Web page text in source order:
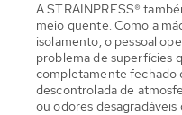
A STRAINPRESS®
meio quente. Como a
isolamento, o pessoal
problema de superfícies
completamente fechado
descontrolada de
ou odores